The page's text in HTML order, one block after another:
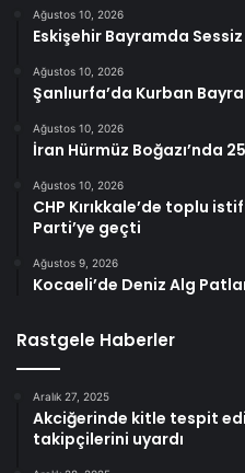
Ağustos 10, 2026
Eskişehir Bayramda Sessiz
Ağustos 10, 2026
Şanlıurfa’da Kurban
Ağustos 10, 2026
İran Hürmüz Boğazı’nda
Ağustos 10, 2026
CHP Kırıkkale’de toplu
Parti’ye geçti
Ağustos 9, 2026
Kocaeli’de Deniz Alg
Rastgele Haberler
Aralık 27, 2025
Akciğerinde kitle tespit
takipçilerini uyardı